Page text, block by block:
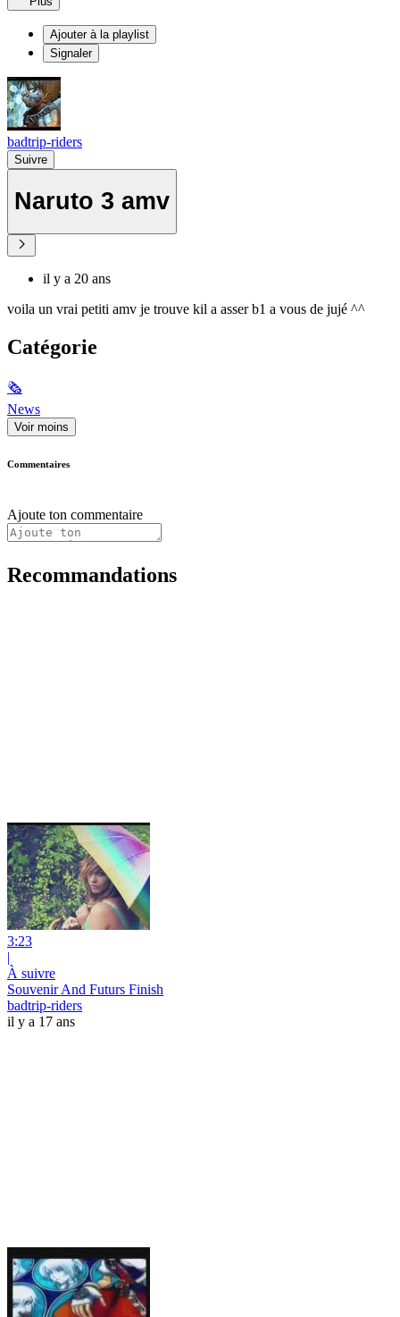
Ajouter à la playlist
Signaler
badtrip-riders
Suivre
Naruto 3 amv
il y a 20 ans
voila un vrai petiti amv je trouve kil a asser b1 a vous de jujé ^^
Catégorie
🗞
News
Voir moins
Commentaires
Ajoute ton commentaire
Recommandations
3:23
|
À suivre
Souvenir And Futurs Finish
badtrip-riders
il y a 17 ans